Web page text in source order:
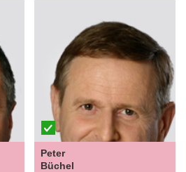
Peter
Büchel